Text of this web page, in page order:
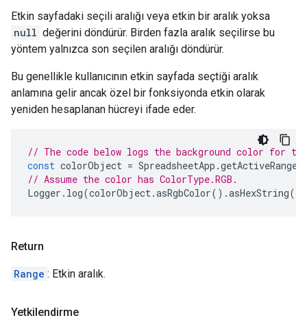
Etkin sayfadaki seçili aralığı veya etkin bir aralık yoksa
null değerini döndürür. Birden fazla aralık seçilirse bu
yöntem yalnızca son seçilen aralığı döndürür.
Bu genellikle kullanıcının etkin sayfada seçtiği aralık
anlamına gelir ancak özel bir fonksiyonda etkin olarak
yeniden hesaplanan hücreyi ifade eder.
// The code below logs the background color for
const colorObject = SpreadsheetApp .getActiveRange
// Assume the color has ColorType.RGB.
Logger . log(colorObject.asRgbColor().asHexString
Return
Range : Etkin aralık.
Yetkilendirme